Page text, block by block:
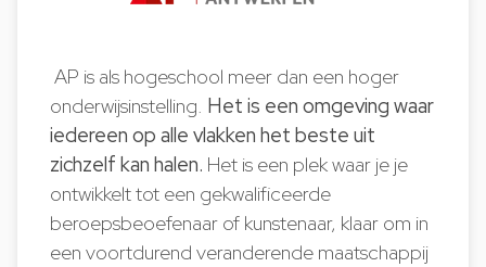
AP is als hogeschool meer dan een hoger
onderwijsinstelling. Het is een omgeving waar
iedereen op alle vlakken het beste uit
zichzelf kan halen. Het is een plek waar je je
ontwikkelt tot een gekwalificeerde
beroepsbeoefenaar of kunstenaar, klaar om in
een voortdurend veranderende maatschappij